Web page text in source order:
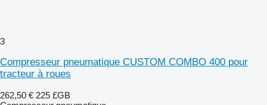
3
Compresseur pneumatique CUSTOM COMBO 400 pour
tracteur à roues
262,50 € 225 £GB